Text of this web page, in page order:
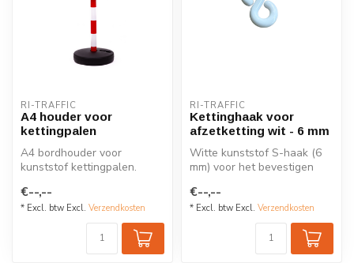
RI-TRAFFIC
A4 houder voor
kettingpalen
A4 bordhouder voor
kunststof kettingpalen.
en vertical...
€--,--
* Excl. btw Excl. Verzendkosten
RI-TRAFFIC
Kettinghaak voor
afzetketting wit - 6 mm
Witte kunststof S-haak (6
mm) voor het bevestigen
ketting...
€--,--
* Excl. btw Excl. Verzendkosten